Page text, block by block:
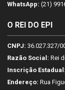
WhatsApp: (21)
O REI DO EPI
CNPJ: 36.027.327/
Razão Social: Rei
Inscrição Estadual:
Endereço: Rua